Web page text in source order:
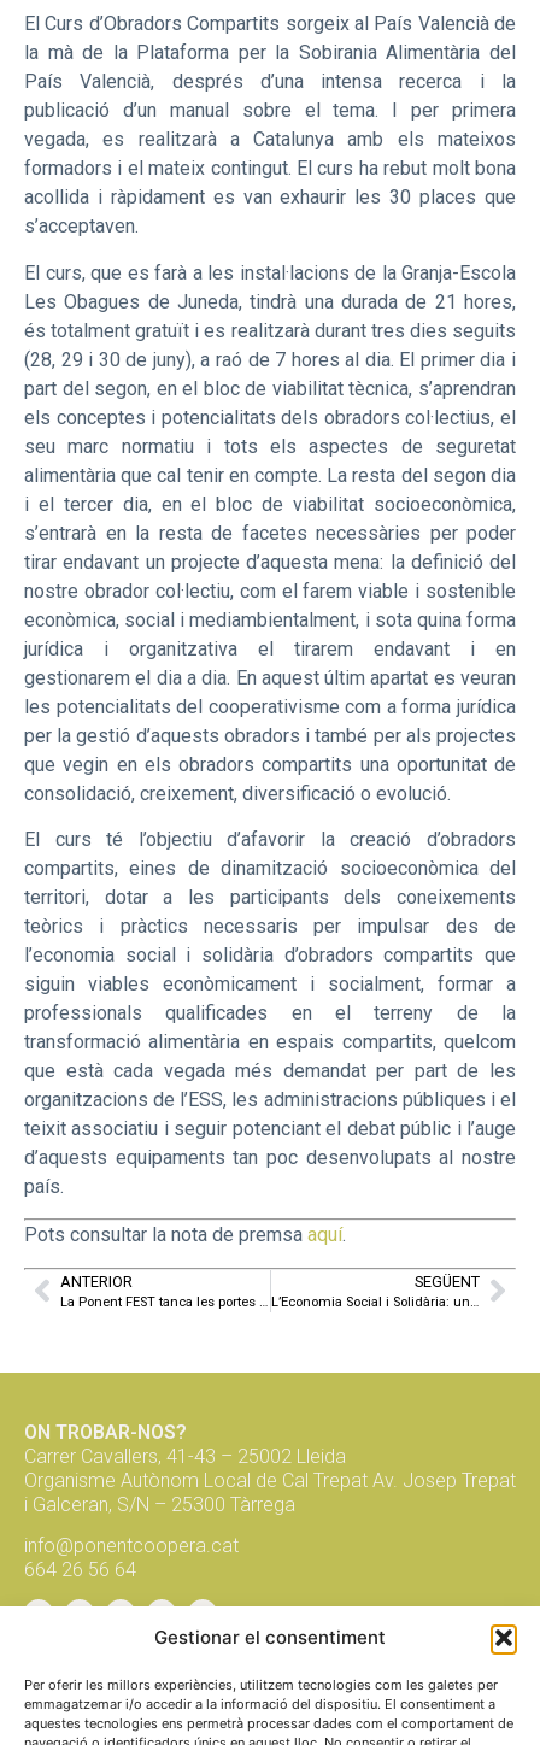
Gestionar el consentiment
Per oferir les millors experiències, utilitzem tecnologies com les galetes per
emmagatzemar i/o accedir a la informació del dispositiu. El consentiment a
aquestes tecnologies ens permetrà processar dades com el comportament de
El Curs d’Obradors Compartits sorgeix al País Valencià de
la mà de la Plataforma per la Sobirania Alimentària del
País Valencià, després d’una intensa recerca i la
publicació d’un manual sobre el tema. I per primera
vegada, es realitzarà a Catalunya amb els mateixos
formadors i el mateix contingut. El curs ha rebut molt bona
acollida i ràpidament es van exhaurir les 30 places que
s’acceptaven.
El curs, que es farà a les instal·lacions de la Granja-Escola
Les Obagues de Juneda, tindrà una durada de 21 hores,
és totalment gratuït i es realitzarà durant tres dies seguits
(28, 29 i 30 de juny), a raó de 7 hores al dia. El primer dia i
part del segon, en el bloc de viabilitat tècnica, s’aprendran
els conceptes i potencialitats dels obradors col·lectius, el
seu marc normatiu i tots els aspectes de seguretat
alimentària que cal tenir en compte. La resta del segon dia
i el tercer dia, en el bloc de viabilitat socioeconòmica,
s’entrarà en la resta de facetes necessàries per poder
tirar endavant un projecte d’aquesta mena: la definició del
nostre obrador col·lectiu, com el farem viable i sostenible
econòmica, social i mediambientalment, i sota quina forma
jurídica i organitzativa el tirarem endavant i en
gestionarem el dia a dia. En aquest últim apartat es veuran
les potencialitats del cooperativisme com a forma jurídica
per la gestió d’aquests obradors i també per als projectes
que vegin en els obradors compartits una oportunitat de
consolidació, creixement, diversificació o evolució.
El curs té l’objectiu d’afavorir la creació d’obradors
compartits, eines de dinamització socioeconòmica del
territori, dotar a les participants dels coneixements
teòrics i pràctics necessaris per impulsar des de
l’economia social i solidària d’obradors compartits que
siguin viables econòmicament i socialment, formar a
professionals qualificades en el terreny de la
transformació alimentària en espais compartits, quelcom
que està cada vegada més demandat per part de les
organitzacions de l’ESS, les administracions públiques i el
teixit associatiu i seguir potenciant el debat públic i l’auge
d’aquests equipaments tan poc desenvolupats al nostre
país.
Pots consultar la nota de premsa aquí.
ANTERIOR
La Ponent FEST tanca les portes de la primera edició amb èxit de participació
SEGÜENT
L’Economia Social i Solidària: una mirada estratègica des del municipalisme
ON TROBAR-NOS?
Carrer Cavallers, 41-43 – 25002 Lleida
Organisme Autònom Local de Cal Trepat Av. Josep Trepat
i Galceran, S/N – 25300 Tàrrega
info@ponentcoopera.cat
664 26 56 64
Suma't a la xarxa, subscriu-te al
butlletí!